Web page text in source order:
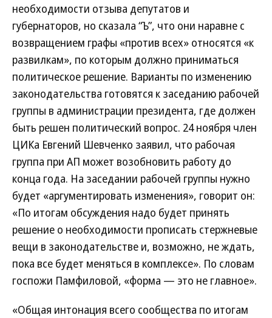
необходимости отзыва депутатов и
губернаторов, но сказала “Ъ”, что они наравне с
возвращением графы «против всех» относятся «к
развилкам», по которым должно приниматься
политическое решение. Варианты по изменению
законодательства готовятся к заседанию рабочей
группы в администрации президента, где должен
быть решен политический вопрос. 24 ноября член
ЦИКа Евгений Шевченко заявил, что рабочая
группа при АП может возобновить работу до
конца года. На заседании рабочей группы нужно
будет «аргументировать изменения», говорит он:
«По итогам обсуждения надо будет принять
решение о необходимости прописать стержневые
вещи в законодательстве и, возможно, не ждать,
пока все будет меняться в комплексе». По словам
госпожи Памфиловой, «форма — это не главное».
«Общая интонация всего сообщества по итогам